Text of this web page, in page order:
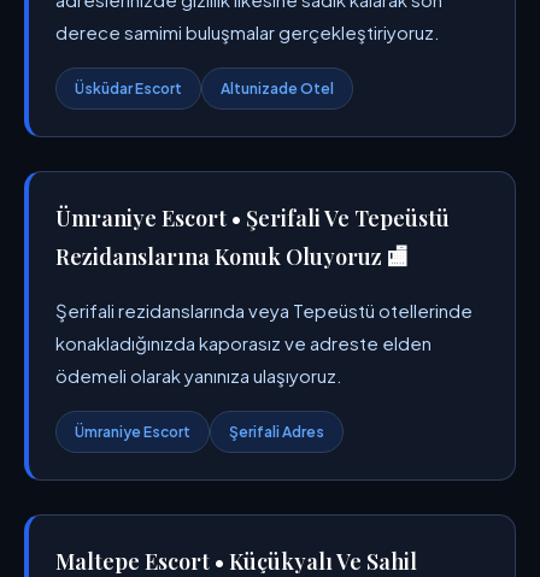
derece samimi buluşmalar gerçekleştiriyoruz.
Üsküdar Escort Altunizade Otel
Ümraniye Escort • Şerifali Ve Tepeüstü
Rezidanslarına Konuk Oluyoruz 🏬
Şerifali rezidanslarında veya Tepeüstü otellerinde
konakladığınızda kaporasız ve adreste elden
ödemeli olarak yanınıza ulaşıyoruz.
Ümraniye Escort Şerifali Adres
Maltepe Escort • Küçükyalı Ve Sahil